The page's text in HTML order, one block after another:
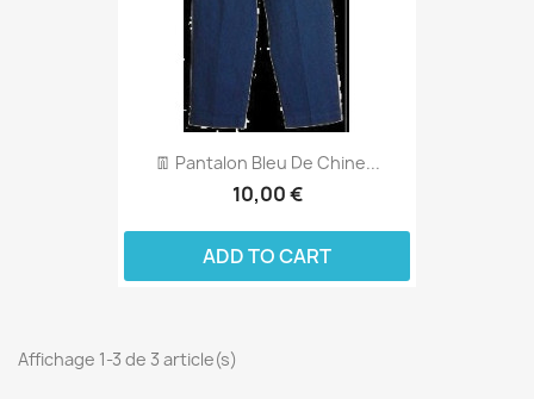
👖 Pantalon Bleu De Chine...
10,00 €
ADD TO CART
Affichage 1-3 de 3 article(s)